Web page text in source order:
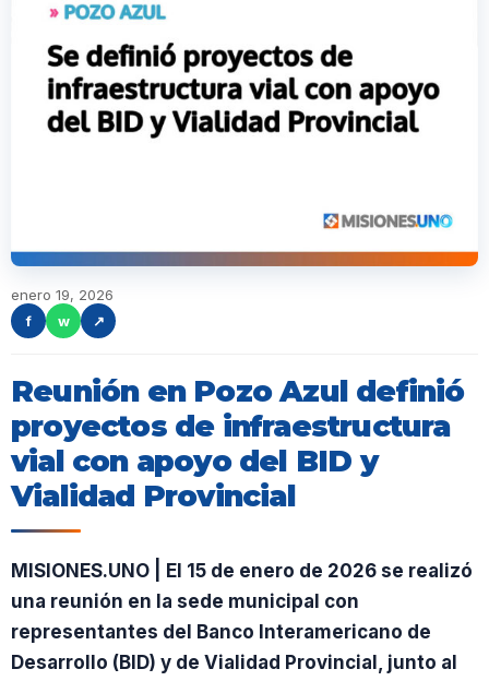
enero 19, 2026
f
w ↗
Reunión en Pozo Azul definió
proyectos de infraestructura
vial con apoyo del BID y
Vialidad Provincial
MISIONES.UNO | El 15 de enero de 2026 se realizó
una reunión en la sede municipal con
representantes del Banco Interamericano de
Desarrollo (BID) y de Vialidad Provincial, junto al